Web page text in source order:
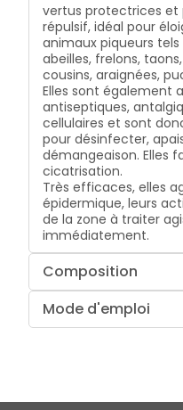
vertus protectrices
répulsif, idéal pour
animaux piqueurs
abeilles, frelons,
cousins, araignées,
Elles sont également
antiseptiques,
cellulaires et sont
pour désinfecter,
démangeaison. Elles
cicatrisation.
Très efficaces, elles
épidermique, leurs
de la zone à traiter
immédiatement.
Composition
Mode d'emploi